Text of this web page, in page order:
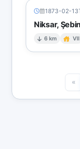
1873-02-
Niksar,
6 km VII
«